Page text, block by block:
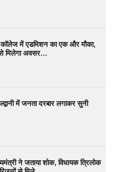
कॉलेज में एडमिशन का एक और मौका,
मिलेगा अवसर…
में जनता दरबार लगाकर सुनी
ने जताया शोक, विधायक त्रिलोक